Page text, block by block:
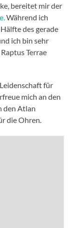
bereitet mir der
Während ich
des gerade
ich bin sehr
Terrae
für
mich an den
den Atlan
die Ohren.